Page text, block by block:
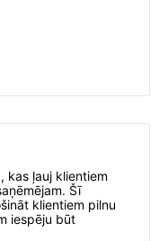
kas ļauj klientiem
Šī
klientiem pilnu
iespēju būt